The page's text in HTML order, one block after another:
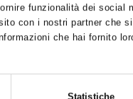
funzionalità dei social
con i nostri partner che
che hai fornito
Statistiche